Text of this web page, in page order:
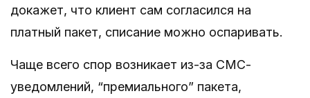
докажет, что клиент сам согласился на
платный пакет, списание можно оспаривать.
Чаще всего спор возникает из-за СМС-
уведомлений, “премиального” пакета,